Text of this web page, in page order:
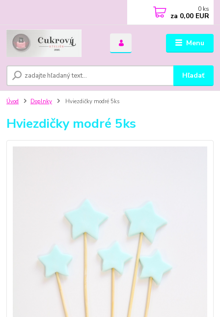
Menu
Hľadať
0 ks
za 0,00 EUR
Úvod Doplnky Hviezdičky modré 5ks
Hviezdičky modré 5ks